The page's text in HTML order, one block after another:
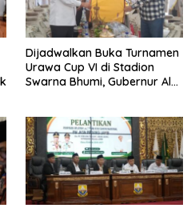
Dijadwalkan Buka Turnamen
Urawa Cup VI di Stadion
Swarna Bhumi, Gubernur Al